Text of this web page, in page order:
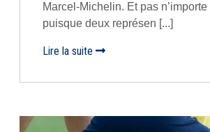
Marcel-Michelin. Et pas
puisque deux représen [...]
Lire la suite